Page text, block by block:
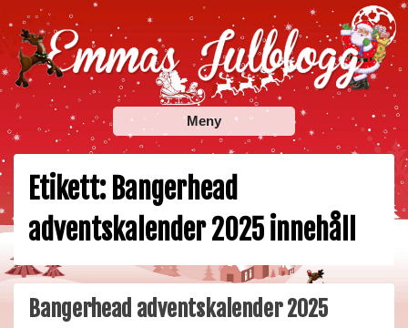
Skip
to
content
Emmas Julblogg
Julbloggar om julnyheter, julklappstips, julkalendrar,
adventskalendrar , julpyssel och julrecept!
Meny
Etikett: Bangerhead
adventskalender 2025 innehåll
Bangerhead adventskalender 2025